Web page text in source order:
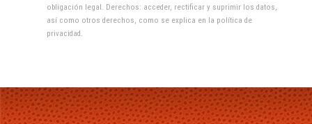
obligación legal. Derechos: acceder, rectificar y suprimir los datos,
así como otros derechos, como se explica en la política de
privacidad .